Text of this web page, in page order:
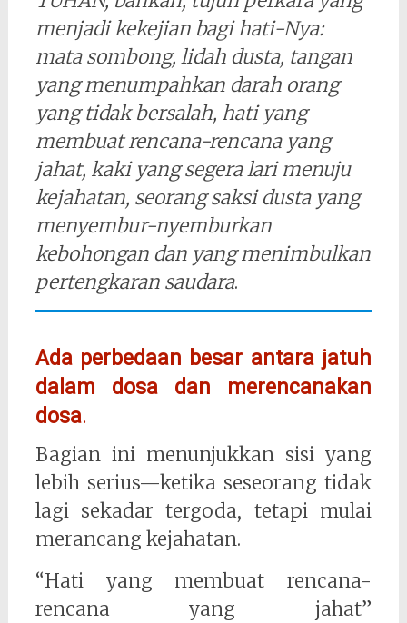
menjadi kekejian bagi hati-Nya:
mata sombong, lidah dusta, tangan
yang menumpahkan darah orang
yang tidak bersalah, hati yang
membuat rencana-rencana yang
jahat, kaki yang segera lari menuju
kejahatan, seorang saksi dusta yang
menyembur-nyemburkan
kebohongan dan yang menimbulkan
pertengkaran saudara.
Ada perbedaan besar antara jatuh
dalam dosa dan merencanakan
dosa.
Bagian ini menunjukkan sisi yang
lebih serius—ketika seseorang tidak
lagi sekadar tergoda, tetapi mulai
merancang kejahatan.
“Hati yang membuat rencana-
rencana yang jahat”